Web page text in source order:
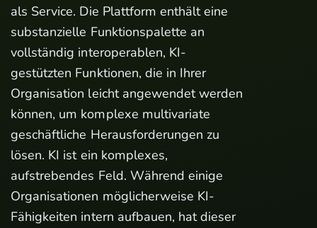
als Service. Die Plattform enthält eine
substanzielle Funktionspalette an
vollständig interoperablen, KI-
gestützten Funktionen, die in Ihrer
Organisation leicht angewendet werden
können, um komplexe multivariate
geschäftliche Herausforderungen zu
lösen. KI ist ein komplexes,
aufstrebendes Feld. Während einige
Organisationen möglicherweise KI-
Fähigkeiten intern aufbauen, hat dieser